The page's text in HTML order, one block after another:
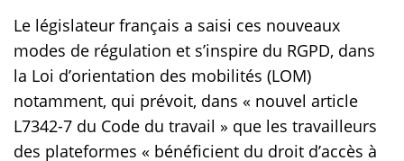
Le législateur français a saisi ces nouveaux
modes de régulation et s’inspire du RGPD, dans
la Loi d’orientation des mobilités (LOM)
notamment, qui prévoit, dans « nouvel article
L7342-7 du Code du travail » que les travailleurs
des plateformes « bénéficient du droit d’accès à